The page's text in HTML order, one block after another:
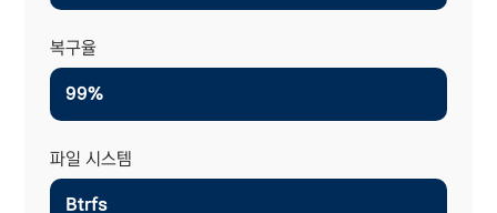
복구율
99%
파일 시스템
Btrfs